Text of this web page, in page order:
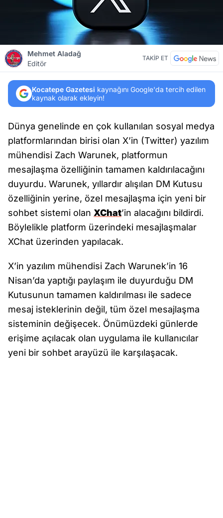
Mehmet Aladağ
Editör
TAKİP ET
Kocatepe Gazetesi kaynağını Google'da tercih edilen
kaynak olarak ekleyin!
Dünya genelinde en çok kullanılan sosyal medya
platformlarından birisi olan X’in (Twitter) yazılım
mühendisi Zach Warunek, platformun
mesajlaşma özelliğinin tamamen kaldırılacağını
duyurdu. Warunek, yıllardır alışılan DM Kutusu
özelliğinin yerine, özel mesajlaşma için yeni bir
sohbet sistemi olan XChat’in alacağını bildirdi.
Böylelikle platform üzerindeki mesajlaşmalar
XChat üzerinden yapılacak.
X’in yazılım mühendisi Zach Warunek’in 16
Nisan’da yaptığı paylaşım ile duyurduğu DM
Kutusunun tamamen kaldırılması ile sadece
mesaj isteklerinin değil, tüm özel mesajlaşma
sisteminin değişecek. Önümüzdeki günlerde
erişime açılacak olan uygulama ile kullanıcılar
yeni bir sohbet arayüzü ile karşılaşacak.